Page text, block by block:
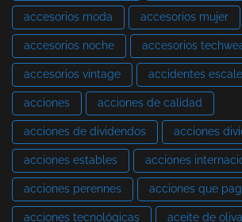
accesorios moda accesorios mujer
accesorios noche accesorios
accesorios vintage accidentes
acciones acciones de calidad
acciones de dividendos acciones
acciones estables acciones
acciones perennes acciones que
acciones tecnológicas aceite de oliva